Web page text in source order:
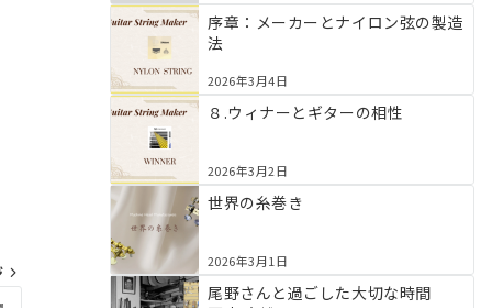
序章：メーカーとナイロン弦の製造
法
2026年3月4日
８.ウィナーとギターの相性
2026年3月2日
世界の糸巻き
2026年3月1日
尾野さんと過ごした大切な時間